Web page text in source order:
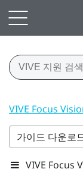
VIVE Focus
가이드 다운로
VIVE Focus